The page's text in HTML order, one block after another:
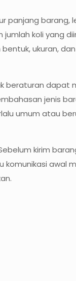
panjang barang,
koli yang
ukuran,
beraturan dapat
jenis
umum atau
kirim
awal